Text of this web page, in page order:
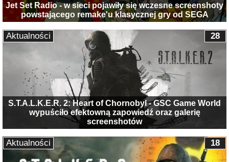
Jet Set Radio - w sieci pojawiły się wczesne screenshoty
powstającego remake'u klasycznej gry od SEGA
S.T.A.L.K.E.R. 2: Heart of Chornobyl - GSC Game World
wypuściło efektowną zapowiedź oraz galerię
screenshotów
28
Aktualności
18
Aktualności